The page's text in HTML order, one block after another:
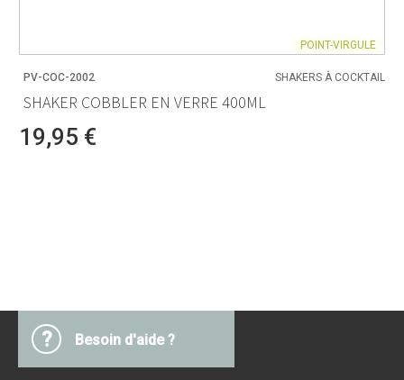
POINT-VIRGULE
PV-COC-2002 SHAKERS À COCKTAIL
SHAKER COBBLER EN VERRE 400ML
19,95 €
? Besoin d'aide ?